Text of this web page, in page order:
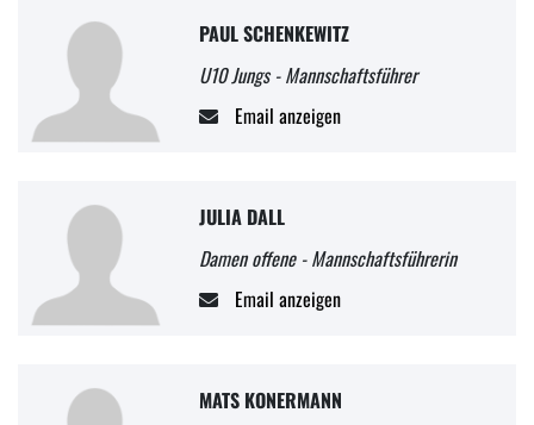
PAUL SCHENKEWITZ
U10 Jungs - Mannschaftsführer
Email anzeigen
JULIA DALL
Damen offene - Mannschaftsführerin
Email anzeigen
MATS KONERMANN